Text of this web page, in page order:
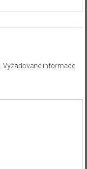
Vyžadované informace